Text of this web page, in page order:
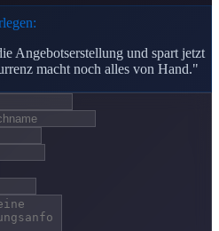
Angebotserstellung und spart jetzt
macht noch alles von Hand."